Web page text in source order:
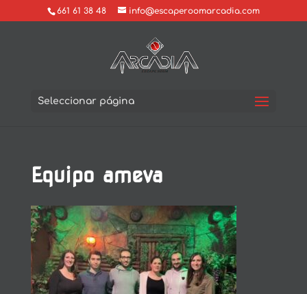
661 61 38 48 info@escaperoomarcadia.com
Seleccionar página
Equipo ameva